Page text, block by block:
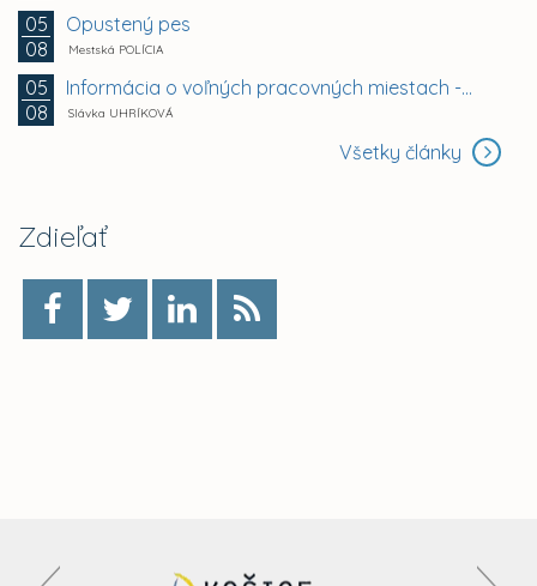
05
08
Opustený pes
Mestská POLÍCIA
05
08
Informácia o voľných pracovných miestach -...
Slávka UHRÍKOVÁ
Všetky články
Zdieľať